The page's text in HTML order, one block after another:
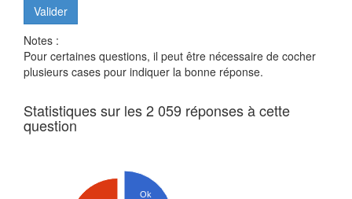
Notes :
Pour certaines questions, il peut être nécessaire de cocher
plusieurs cases pour indiquer la bonne réponse.
Statistiques sur les 2 059 réponses à cette
question
Ok